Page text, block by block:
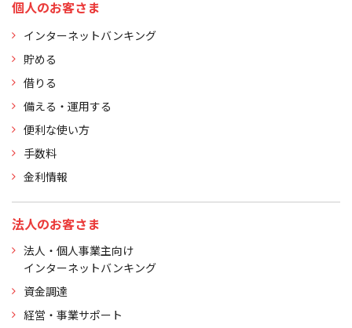
個人のお客さま
インターネットバンキング
貯める
借りる
備える・運用する
便利な使い方
手数料
金利情報
法人のお客さま
法人・個人事業主向け
インターネットバンキング
資金調達
経営・事業サポート